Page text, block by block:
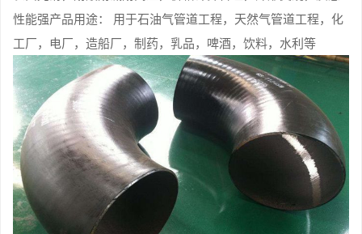
性能强产品用途： 用于石油气管道工程，天然气管道工程，化
工厂，电厂，造船厂，制药，乳品，啤酒，饮料，水利等